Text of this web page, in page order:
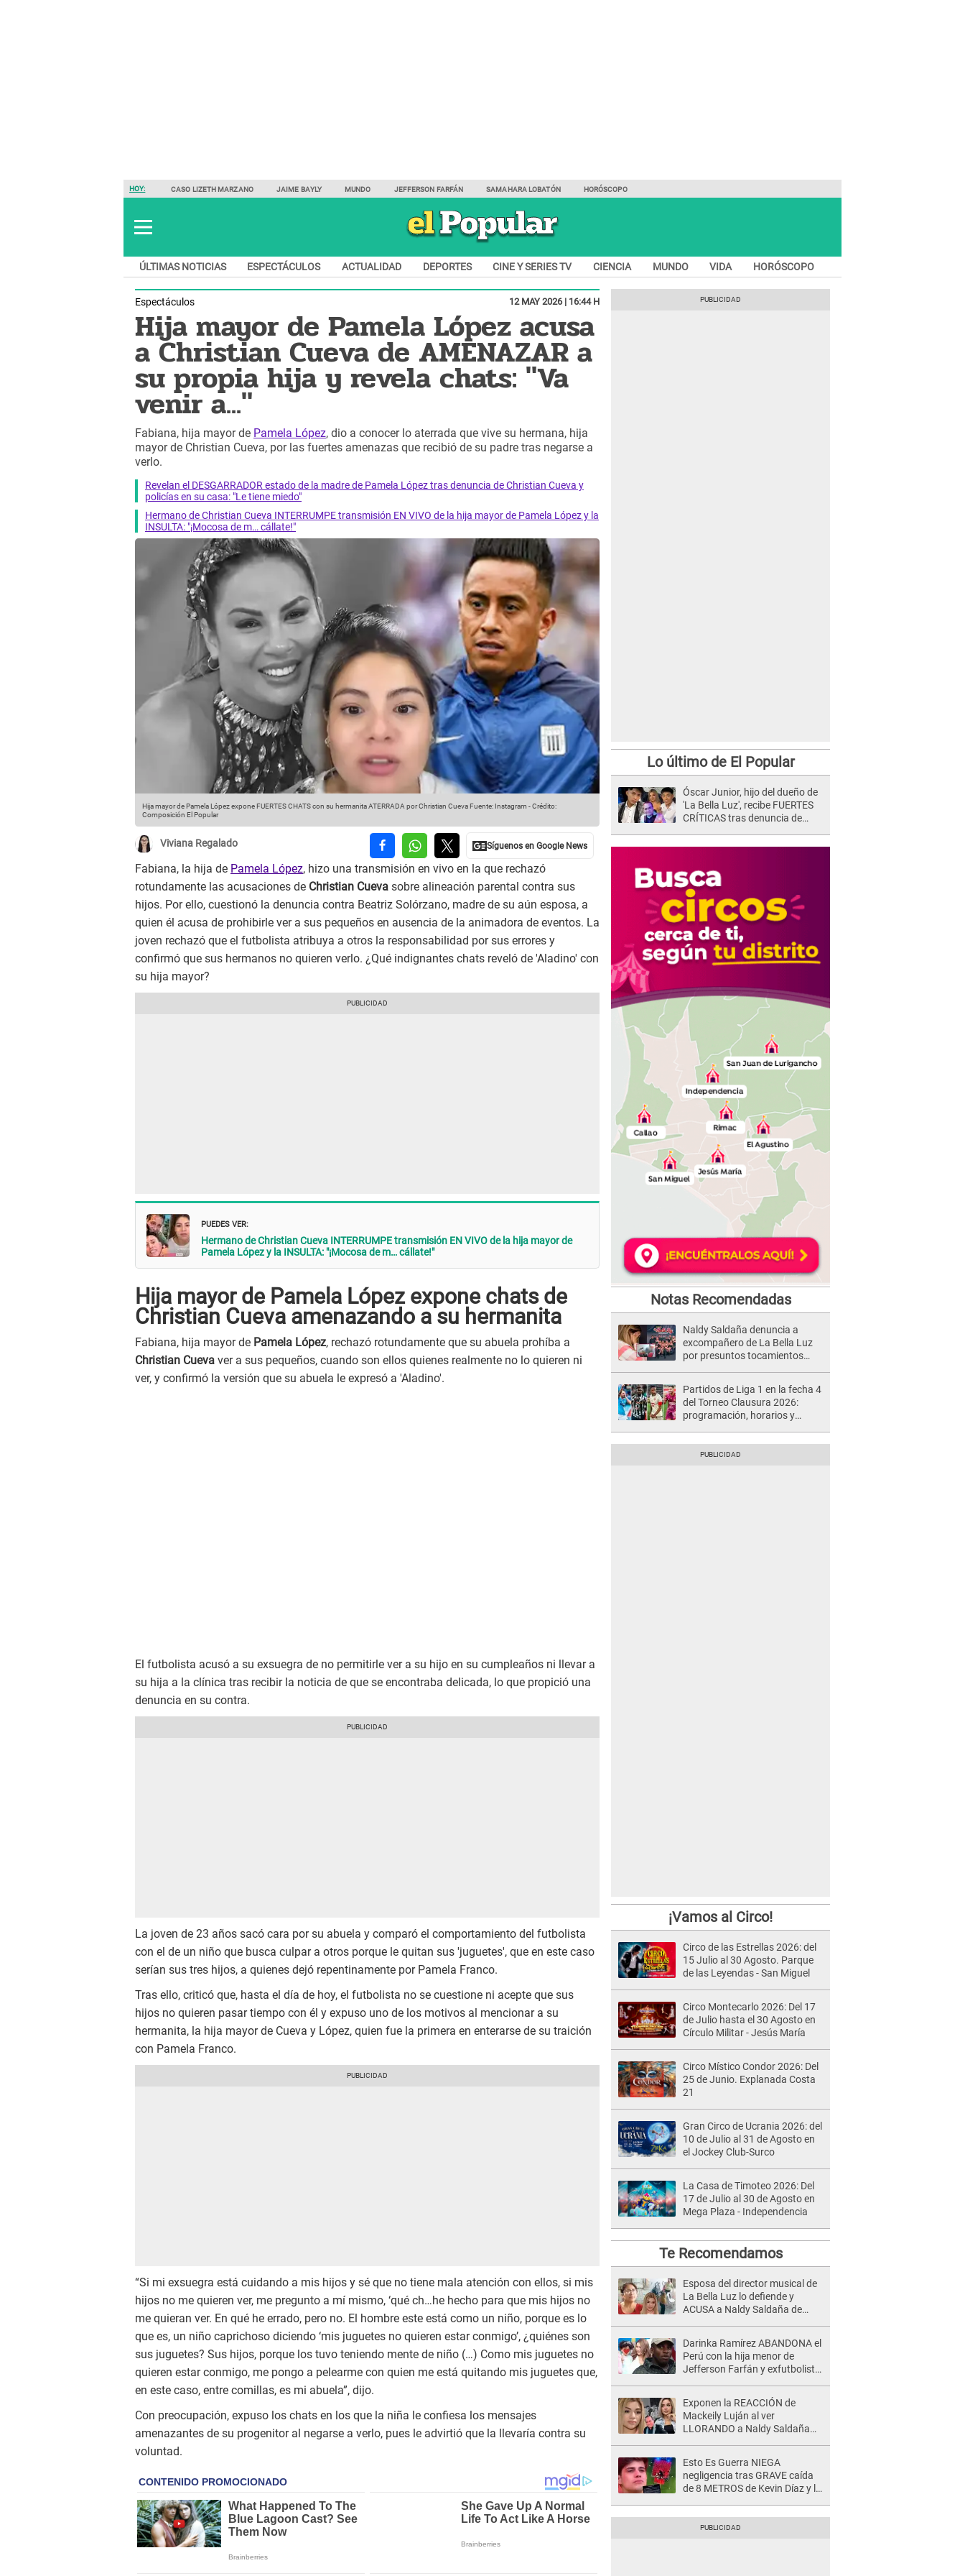
HOY: CASO LIZETH MARZANO JAIME BAYLY MUNDO JEFFERSON FARFÁN SAMAHARA LOBATÓN HORÓSCOPO
ÚLTIMAS NOTICIAS ESPECTÁCULOS ACTUALIDAD DEPORTES CINE Y SERIES TV CIENCIA MUNDO VIDA HORÓSCOPO
Espectáculos 12 MAY 2026 | 16:44 H
Hija mayor de Pamela López acusa
a Christian Cueva de AMENAZAR a
su propia hija y revela chats: "Va
venir a..."
Fabiana, hija mayor de Pamela López, dio a conocer lo aterrada que vive su hermana, hija
mayor de Christian Cueva, por las fuertes amenazas que recibió de su padre tras negarse a
verlo.
Revelan el DESGARRADOR estado de la madre de Pamela López tras denuncia de Christian Cueva y
policías en su casa: "Le tiene miedo"
Hermano de Christian Cueva INTERRUMPE transmisión EN VIVO de la hija mayor de Pamela López y la
INSULTA: "¡Mocosa de m… cállate!"
Hija mayor de Pamela López expone FUERTES CHATS con su hermanita ATERRADA por Christian Cueva Fuente: Instagram -Crédito:
Composición El Popular
Viviana Regalado
Fabiana, la hija de Pamela López, hizo una transmisión en vivo en la que rechazó
rotundamente las acusaciones de Christian Cueva sobre alineación parental contra sus
hijos. Por ello, cuestionó la denuncia contra Beatriz Solórzano, madre de su aún esposa, a
quien él acusa de prohibirle ver a sus pequeños en ausencia de la animadora de eventos. La
joven rechazó que el futbolista atribuya a otros la responsabilidad por sus errores y
confirmó que sus hermanos no quieren verlo. ¿Qué indignantes chats reveló de 'Aladino' con
su hija mayor?
PUEDES VER:
Hermano de Christian Cueva INTERRUMPE transmisión EN VIVO de la hija mayor de
Pamela López y la INSULTA: "¡Mocosa de m… cállate!"
Hija mayor de Pamela López expone chats de
Christian Cueva amenazando a su hermanita
Fabiana, hija mayor de Pamela López, rechazó rotundamente que su abuela prohíba a
Christian Cueva ver a sus pequeños, cuando son ellos quienes realmente no lo quieren ni
ver, y confirmó la versión que su abuela le expresó a 'Aladino'.
El futbolista acusó a su exsuegra de no permitirle ver a su hijo en su cumpleaños ni llevar a
su hija a la clínica tras recibir la noticia de que se encontraba delicada, lo que propició una
denuncia en su contra.
La joven de 23 años sacó cara por su abuela y comparó el comportamiento del futbolista
con el de un niño que busca culpar a otros porque le quitan sus 'juguetes', que en este caso
serían sus tres hijos, a quienes dejó repentinamente por Pamela Franco.
Tras ello, criticó que, hasta el día de hoy, el futbolista no se cuestione ni acepte que sus
hijos no quieren pasar tiempo con él y expuso uno de los motivos al mencionar a su
hermanita, la hija mayor de Cueva y López, quien fue la primera en enterarse de su traición
con Pamela Franco.
“Si mi exsuegra está cuidando a mis hijos y sé que no tiene mala atención con ellos, si mis
hijos no me quieren ver, me pregunto a mí mismo, ‘qué ch…he hecho para que mis hijos no
me quieran ver. En qué he errado, pero no. El hombre este está como un niño, porque es lo
que es, un niño caprichoso diciendo ‘mis juguetes no quieren estar conmigo’, ¿quiénes son
sus juguetes? Sus hijos, porque los tuvo teniendo mente de niño (…) Como mis juguetes no
quieren estar conmigo, me pongo a pelearme con quien me está quitando mis juguetes que,
en este caso, entre comillas, es mi abuela”, dijo.
Con preocupación, expuso los chats en los que la niña le confiesa los mensajes
amenazantes de su progenitor al negarse a verlo, pues le advirtió que la llevaría contra su
voluntad.
Lo último de El Popular
Óscar Junior, hijo del dueño de
'La Bella Luz', recibe FUERTES
CRÍTICAS tras denuncia de
Notas Recomendadas
Naldy Saldaña denuncia a
excompañero de La Bella Luz
por presuntos tocamientos
Partidos de Liga 1 en la fecha 4
del Torneo Clausura 2026:
programación, horarios y
¡Vamos al Circo!
Circo de las Estrellas 2026: del
15 Julio al 30 Agosto. Parque
de las Leyendas - San Miguel
Circo Montecarlo 2026: Del 17
de Julio hasta el 30 Agosto en
Círculo Militar - Jesús María
Circo Místico Condor 2026: Del
25 de Junio. Explanada Costa
21
Gran Circo de Ucrania 2026: del
10 de Julio al 31 de Agosto en
el Jockey Club-Surco
La Casa de Timoteo 2026: Del
17 de Julio al 30 de Agosto en
Mega Plaza - Independencia
Te Recomendamos
Esposa del director musical de
La Bella Luz lo defiende y
ACUSA a Naldy Saldaña de
Darinka Ramírez ABANDONA el
Perú con la hija menor de
Jefferson Farfán y exfutbolista
Exponen la REACCIÓN de
Mackeily Luján al ver
LLORANDO a Naldy Saldaña
Esto Es Guerra NIEGA
negligencia tras GRAVE caída
de 8 METROS de Kevin Díaz y lo